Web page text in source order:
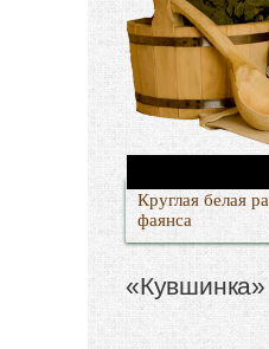
Круглая белая
фаянса
«Кувшинка»